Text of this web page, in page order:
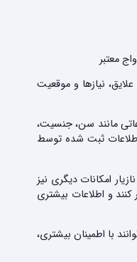
معتبر
نیازها و موقعیت
مانند سن، جنسیت،
اطلاعات ثبت شده توسط
امکانات دیگری نیز
و اطلاعات بیشتری
با اطمینان بیشتری،